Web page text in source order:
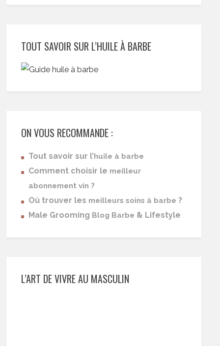
TOUT SAVOIR SUR L’HUILE À BARBE
ON VOUS RECOMMANDE :
Tout savoir sur l’huile à barbe
Comment choisir le meilleur
abonnement vin ?
Où trouver les meilleurs soins à barbe ?
Male Grooming Blog Barbe & Lifestyle
L’ART DE VIVRE AU MASCULIN